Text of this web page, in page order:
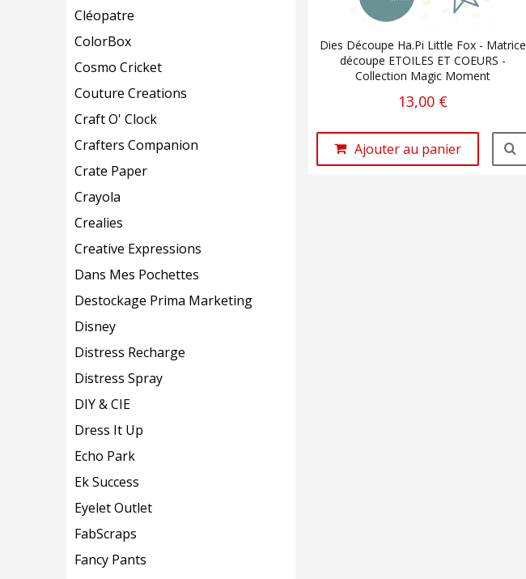
Cléopatre
ColorBox
Cosmo Cricket
Couture Creations
Craft O' Clock
Crafters Companion
Crate Paper
Crayola
Crealies
Creative Expressions
Dans Mes Pochettes
Destockage Prima Marketing
Disney
Distress Recharge
Distress Spray
DIY & CIE
Dress It Up
Echo Park
Ek Success
Eyelet Outlet
FabScraps
Fancy Pants
Dies Découpe Ha.Pi Little Fox - Matrice
découpe ETOILES ET COEURS -
Collection Magic Moment
13,00 €
Ajouter au panier